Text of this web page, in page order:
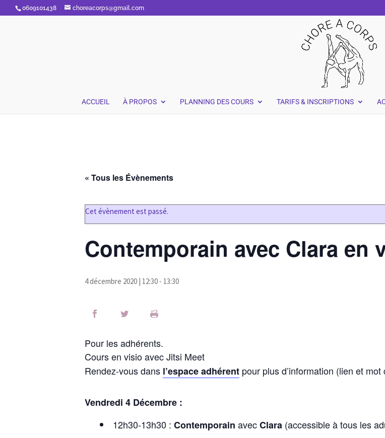
0609101438 choreacorps@gmail.com
ACCUEIL À PROPOS PLANNING DES COURS TARIFS & INSCRIPTIONS
« Tous les Évènements
Cet évènement est passé.
Contemporain avec Clara en
4 décembre 2020 | 12:30 - 13:30
Pour les adhérents.
Cours en visio avec Jitsi Meet
Rendez-vous dans l’espace adhérent pour plus d’information (lien et
Vendredi 4 Décembre :
12h30-13h30 : Contemporain avecClara (accessible à tous les